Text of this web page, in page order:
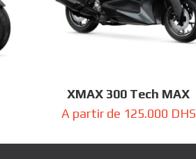
XMAX 300 Tech MAX
A partir de 125.000 DHS